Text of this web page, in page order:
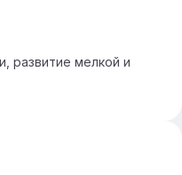
развитие мелкой и